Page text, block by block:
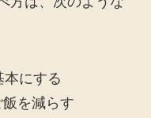
にする
を減らす